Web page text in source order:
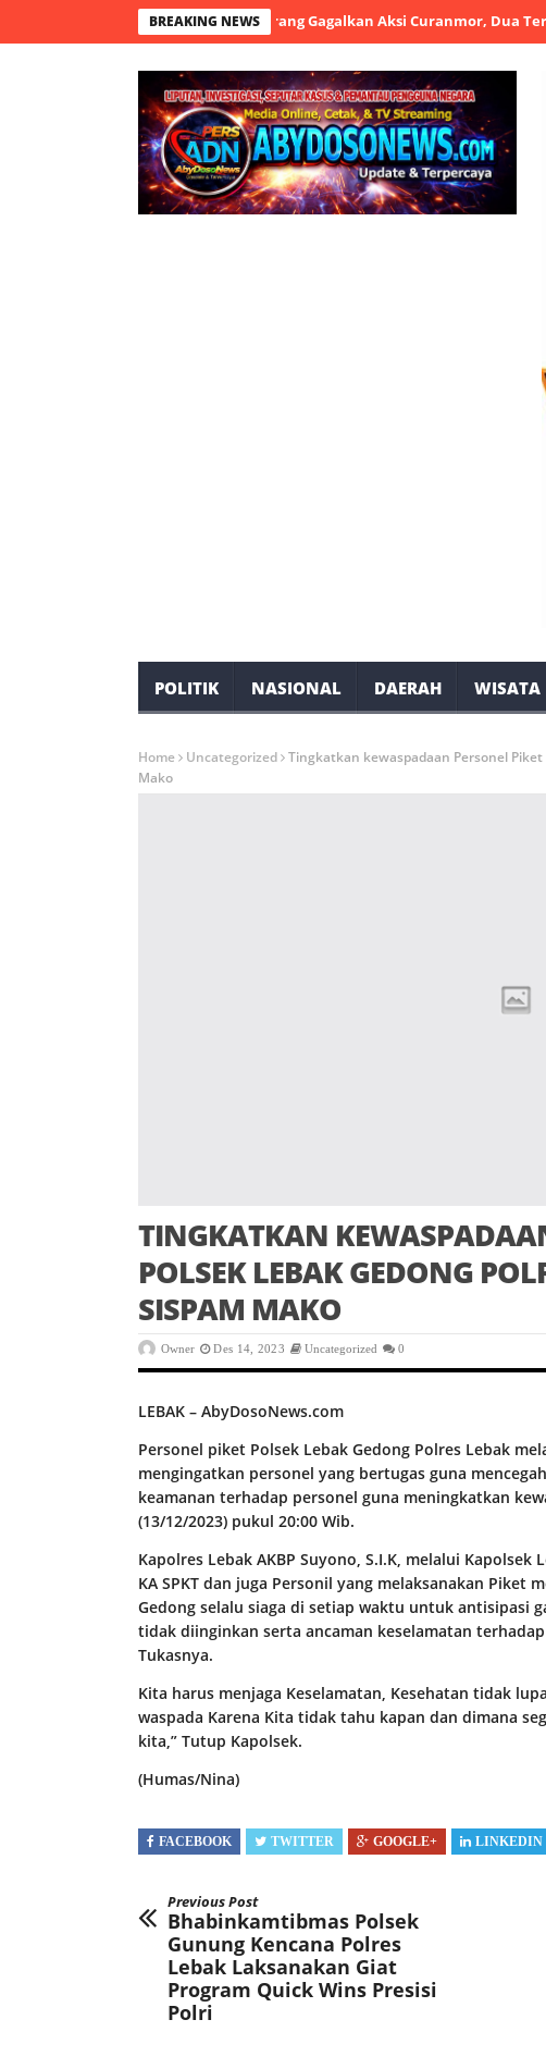
BREAKING NEWS
Satlantas Polresta Tangerang Gagalkan Aksi Curanmor, Dua Terduga
POLITIK NASIONAL DAERAH WISATA
Home Uncategorized Tingkatkan kewaspadaan Personel
Mako
TINGKATKAN
POLSEK LEBAK GEDONG
SISPAM MAKO
Owner Des 14, 2023 Uncategorized 0
LEBAK – AbyDosoNews.com
Personel piket Polsek Lebak Gedong Polres Lebak
mengingatkan personel yang bertugas guna
keamanan terhadap personel guna meningkatkan
(13/12/2023) pukul 20:00 Wib.
Kapolres Lebak AKBP Suyono, S.I.K, melalui Kapolsek
KA SPKT dan juga Personil yang melaksanakan Piket
Gedong selalu siaga di setiap waktu untuk antisipasi
tidak diinginkan serta ancaman keselamatan
Tukasnya.
Kita harus menjaga Keselamatan, Kesehatan tidak
waspada Karena Kita tidak tahu kapan dan dimana
kita,” Tutup Kapolsek.
(Humas/Nina)
FACEBOOK TWITTER GOOGLE+ LINKEDIN
Previous Post
Bhabinkamtibmas Polsek
Gunung Kencana Polres
Lebak Laksanakan Giat
Program Quick Wins Presisi
Polri